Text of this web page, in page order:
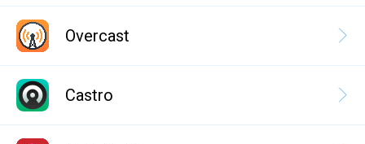
Overcast
Castro